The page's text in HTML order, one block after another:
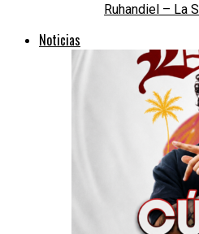
Ruhandiel – La
Noticias